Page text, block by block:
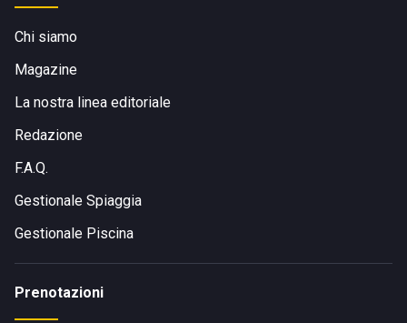
Chi siamo
Magazine
La nostra linea editoriale
Redazione
F.A.Q.
Gestionale Spiaggia
Gestionale Piscina
Prenotazioni